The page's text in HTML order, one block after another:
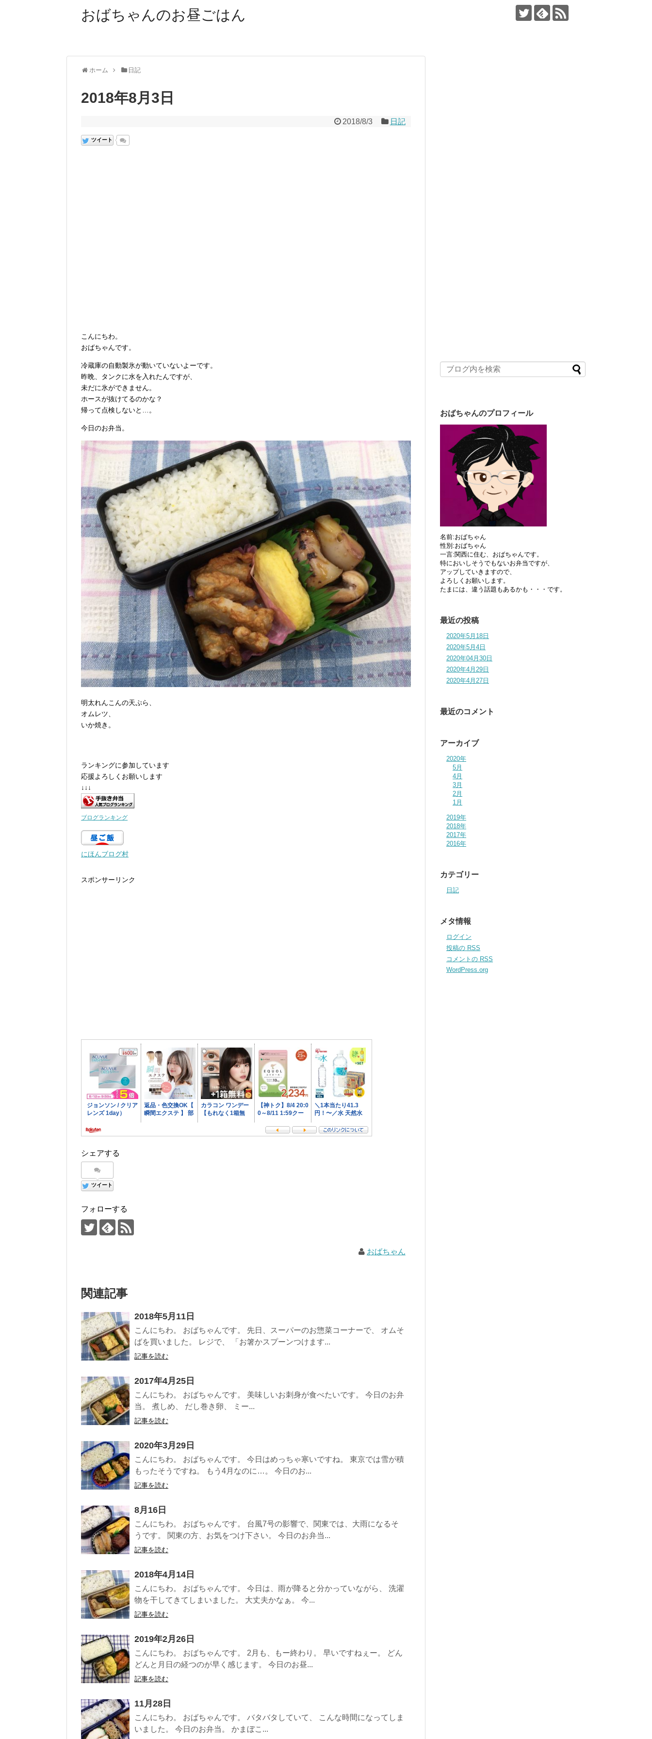
おばちゃんのお昼ごはん
ホーム 日記
2018年8月3日
2018/8/3 日記
ツイート
こんにちわ。
おばちゃんです。
冷蔵庫の自動製氷が動いていないよーです。
昨晩、タンクに水を入れたんですが、
未だに氷ができません。
ホースが抜けてるのかな？
帰って点検しないと…。
今日のお弁当。
明太れんこんの天ぷら、
オムレツ、
いか焼き。
ランキングに参加しています
応援よろしくお願いします
↓↓↓
ブログランキング
にほんブログ村
スポンサーリンク
シェアする
ツイート
フォローする
おばちゃん
関連記事
2018年5月11日
こんにちわ。 おばちゃんです。 先日、スーパーのお惣菜コーナーで、 オムそ
ばを買いました。 レジで、 「お箸かスプーンつけます...
記事を読む
2017年4月25日
こんにちわ。 おばちゃんです。 美味しいお刺身が食べたいです。 今日のお弁
当。 煮しめ、 だし巻き卵、 ミー...
記事を読む
2020年3月29日
こんにちわ。 おばちゃんです。 今日はめっちゃ寒いですね。 東京では雪が積
もったそうですね。 もう4月なのに…。 今日のお...
記事を読む
8月16日
こんにちわ。 おばちゃんです。 台風7号の影響で、関東では、大雨になるそ
うです。 関東の方、お気をつけ下さい。 今日のお弁当...
記事を読む
2018年4月14日
こんにちわ。 おばちゃんです。 今日は、雨が降ると分かっていながら、 洗濯
物を干してきてしまいました。 大丈夫かなぁ。 今...
記事を読む
2019年2月26日
こんにちわ。 おばちゃんです。 2月も、もー終わり。 早いですねぇー。 どん
どんと月日の経つのが早く感じます。 今日のお昼...
記事を読む
11月28日
こんにちわ。 おばちゃんです。 バタバタしていて、 こんな時間になってしま
いました。 今日のお弁当。 かまぼこ...
おばちゃんのプロフィール
名前:おばちゃん
性別:おばちゃん
一言:関西に住む、おばちゃんです。
特においしそうでもないお弁当ですが、
アップしていきますので、
よろしくお願いします。
たまには、違う話題もあるかも・・・です。
最近の投稿
2020年5月18日
2020年5月4日
2020年04月30日
2020年4月29日
2020年4月27日
最近のコメント
アーカイブ
2020年
5月
4月
3月
2月
1月
2019年
2018年
2017年
2016年
カテゴリー
日記
メタ情報
ログイン
投稿の RSS
コメントの RSS
WordPress.org